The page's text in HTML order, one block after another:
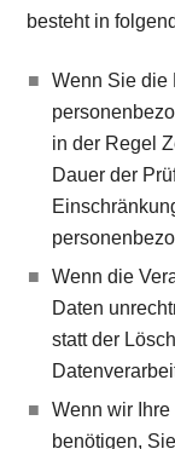
besteht in
Wenn Sie die
in der Regel
Dauer der
Wenn die
Daten
statt der
Wenn wir
benötigen,